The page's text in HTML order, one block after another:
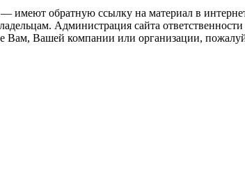
имеют обратную ссылку на материал в
Администрация сайта
Вашей компании или организации,